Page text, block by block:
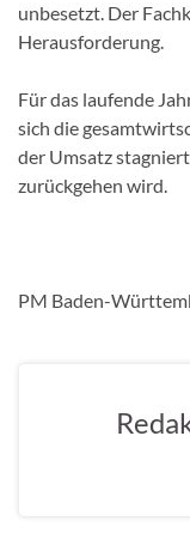
unbesetzt. Der
Herausforderung.
Für das laufende
sich die
der Umsatz
zurückgehen wird.
PM Baden-